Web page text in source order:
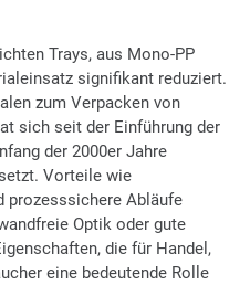
Trays, aus Mono-PP
signifikant reduziert.
zum Verpacken von
sich seit der Einführung der
der 2000er Jahre
Vorteile wie
prozesssichere Abläufe
Optik oder gute
die für Handel,
eine bedeutende Rolle